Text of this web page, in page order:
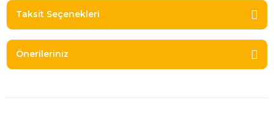
Taksit Seçenekleri
Önerileriniz